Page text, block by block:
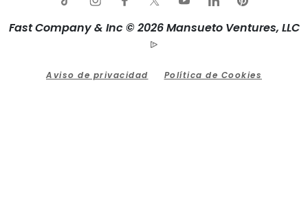
Fast Company & Inc © 2026 Mansueto Ventures, LLC
Aviso de privacidad Política de Cookies